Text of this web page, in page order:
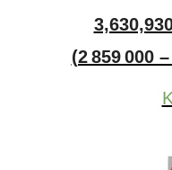
(2 859 000